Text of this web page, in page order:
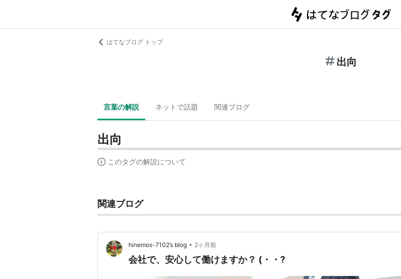
はてなブログ トップ
出向
言葉の解説 ネットで話題 関連ブログ
出向
このタグの解説について
関連ブログ
hinemos-7102’s blog • 2ヶ月前
会社で、安心して働けますか？ (・・?